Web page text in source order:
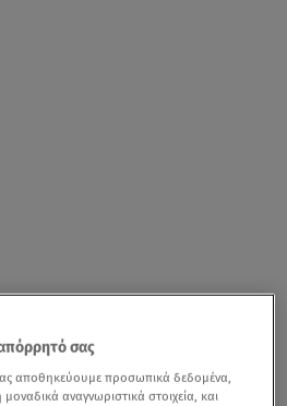
σας
αποθηκεύουμε προσωπικά δεδομένα,
αναγνωριστικά στοιχεία, και